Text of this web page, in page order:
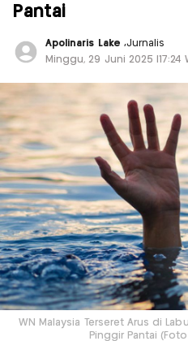
Pantai
Apolinaris Lake ,Jurnalis
Minggu, 29 Juni 2025 |17:24
WN Malaysia Terseret Arus di
Pinggir Pantai